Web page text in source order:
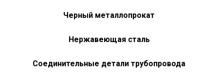
Черный металлопрокат
Нержавеющая сталь
Соединительные детали трубопровода